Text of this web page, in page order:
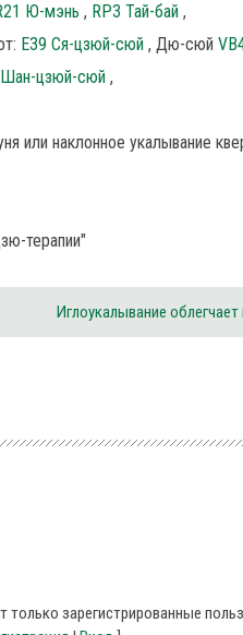
Ю-мэнь , RP3 Тай-бай ,
E39 Ся-цзюй-сюй , Дю-сюй
Шан-цзюй-сюй ,
или наклонное укалывание
терапии"
Иглоукалывание
зарегистрированные